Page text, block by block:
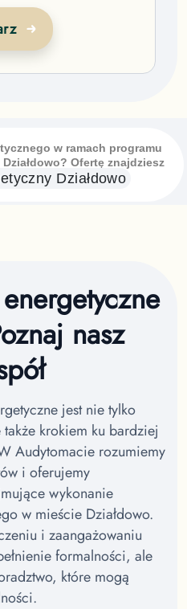
w ramach programu
? Ofertę znajdziesz
Działdowo
nasz
jest nie tylko
krokiem ku bardziej
Audytomacie rozumiemy
i oferujemy
wykonanie
w mieście Działdowo.
i zaangażowaniu
formalności, ale
które mogą